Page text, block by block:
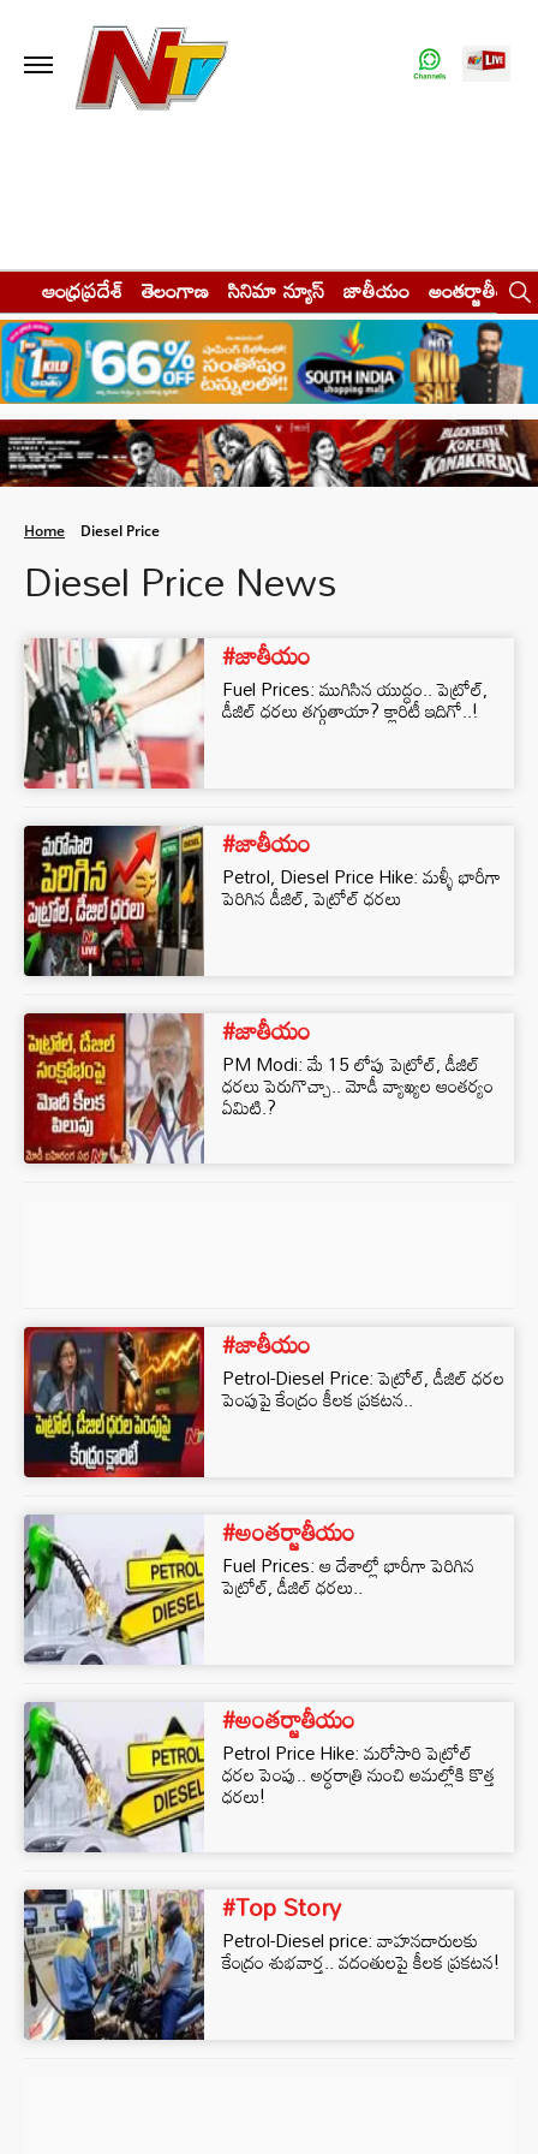
ఆంధ్రప్రదేశ్ తెలంగాణ సినిమా న్యూస్ జాతీయం అంతర్జాతీయం
Home Diesel Price
Diesel Price News
#జాతీయం
Fuel Prices: ముగిసిన యుద్ధం.. పెట్రోల్,
డీజిల్ ధరలు తగ్గుతాయా? క్లారిటీ ఇదిగో..!
#జాతీయం
Petrol, Diesel Price Hike: మళ్ళీ భారీగా
పెరిగిన డీజిల్, పెట్రోల్ ధరలు
#జాతీయం
PM Modi: మే 15 లోపు పెట్రోల్, డీజిల్
ధరలు పెరుగొచ్చా.. మోడీ వ్యాఖ్యల ఆంతర్యం
ఏమిటి.?
#జాతీయం
Petrol-Diesel Price: పెట్రోల్, డీజిల్ ధరల
పెంపుపై కేంద్రం కీలక ప్రకటన..
#అంతర్జాతీయం
Fuel Prices: ఆ దేశాల్లో భారీగా పెరిగిన
పెట్రోల్, డీజిల్ ధరలు..
#అంతర్జాతీయం
Petrol Price Hike: మరోసారి పెట్రోల్
ధరల పెంపు.. అర్ధరాత్రి నుంచి అమల్లోకి కొత్త
ధరలు!
#Top Story
Petrol-Diesel price: వాహనదారులకు
కేంద్రం శుభవార్త.. వదంతులపై కీలక ప్రకటన!